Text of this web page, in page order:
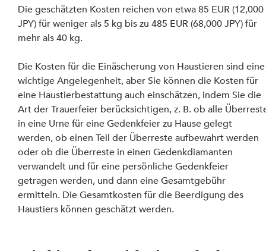
Die geschätzten Kosten reichen von etwa 85 EUR (12,000
JPY) für weniger als 5 kg bis zu 485 EUR (68,000 JPY) für
mehr als 40 kg.
Die Kosten für die Einäscherung von Haustieren sind
wichtige Angelegenheit, aber Sie können die Kosten für
eine Haustierbestattung auch einschätzen, indem Sie die
Art der Trauerfeier berücksichtigen, z. B. ob alle
in eine Urne für eine Gedenkfeier zu Hause gelegt
werden, ob einen Teil der Überreste aufbewahrt werden
oder ob die Überreste in einen Gedenkdiamanten
verwandelt und für eine persönliche Gedenkfeier
getragen werden, und dann eine Gesamtgebühr
ermitteln. Die Gesamtkosten für die Beerdigung des
Haustiers können geschätzt werden.